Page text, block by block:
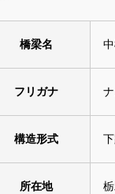
橋梁名
フリガナ
構造形式
所在地